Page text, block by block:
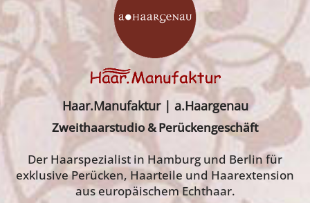
Haar.Manufaktur | a.Haargenau
Zweithaarstudio & Perückengeschäft
Der Haarspezialist in Hamburg und Berlin für
exklusive Perücken, Haarteile und Haarextension
aus europäischem Echthaar.